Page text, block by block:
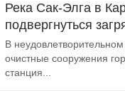
Река Сак-Элга в
подвергнуться
В
очистные сооружения
станция...